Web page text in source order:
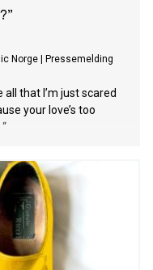
Norge Pressemelding
all that I’m just scared
your love’s too